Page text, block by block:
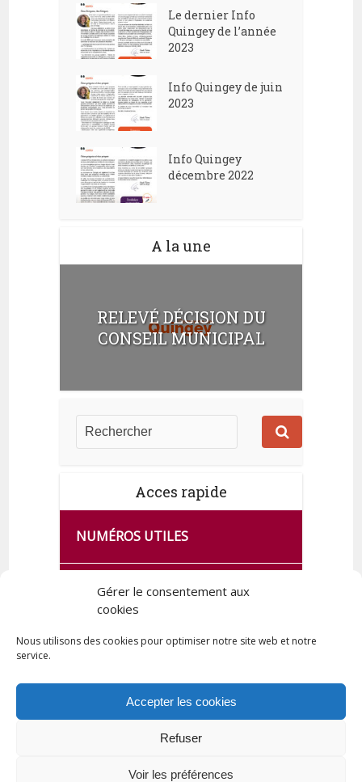
Gérer le consentement aux
cookies
Nous utilisons des cookies pour optimiser notre site web et notre
service.
Accepter les cookies
Refuser
Voir les préférences
Le dernier Info
Quingey de l’année
2023
Info Quingey de juin
2023
Info Quingey
décembre 2022
A la une
RELEVÉ DÉCISION DU
CONSEIL MUNICIPAL
Acces rapide
NUMÉROS UTILES
CA SE PASSE À FRANCE SERVICES
DE QUINGEY
Tous droits réservés © 2023 Commune de Quingey / Création -